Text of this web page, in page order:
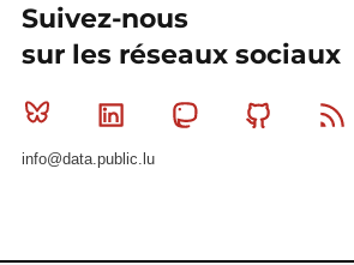
Suivez-nous
sur les réseaux sociaux
Bluesky Linkedin MastodonGithub
info@data.public.lu